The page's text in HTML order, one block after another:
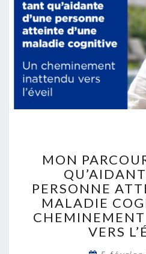
MON
PERSONNE
MALADIE
VERS